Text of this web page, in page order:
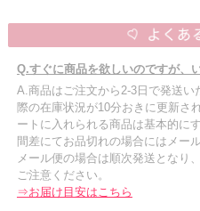
Q.すぐに商品を欲しいのですが、
A.商品はご注文から2-3日で発送
際の在庫状況が10分おきに更新さ
ートに入れられる商品は基本的に
間差にてお品切れの場合にはメー
メール便の場合は順次発送となり
ご注意ください。
⇒お届け目安はこちら